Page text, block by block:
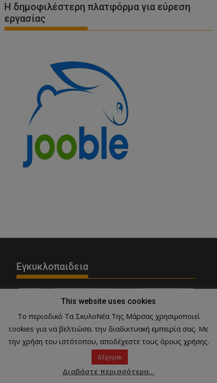
Η δημοφιλέστερη πλατφόρμα για εύρεση
εργασίας
Εγκυκλοπαιδεια
This website uses cookies
Το περιοδικό Τα ΣκυλοΝέα Της Μάρσας χρησιμοποιεί
cookies για να βελτιώσει την διαδικτυακή εμπειρία σας. Με
την χρήση του ιστότοπου, αποδέχεστε τους όρους χρήσης.
Δέχομαι
Διαβάστε περισσότερα...